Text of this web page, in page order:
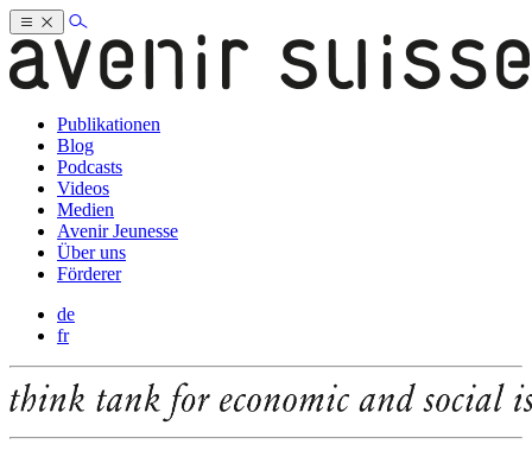
Publikationen
Blog
Podcasts
Videos
Medien
Avenir Jeunesse
Über uns
Förderer
de
fr